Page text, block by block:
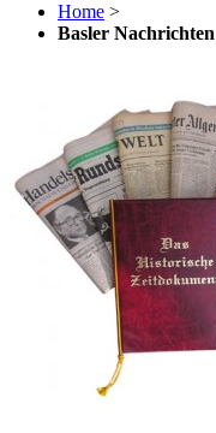
Home >
Basler Nachrichten